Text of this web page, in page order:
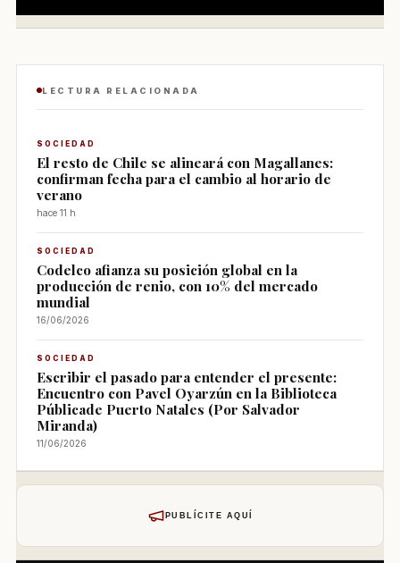
LECTURA RELACIONADA
SOCIEDAD
El resto de Chile se alineará con Magallanes:
confirman fecha para el cambio al horario de
verano
hace 11 h
SOCIEDAD
Codelco afianza su posición global en la
producción de renio, con 10% del mercado
mundial
16/06/2026
SOCIEDAD
Escribir el pasado para entender el presente:
Encuentro con Pavel Oyarzún en la Biblioteca
Públicade Puerto Natales (Por Salvador
Miranda)
11/06/2026
PUBLÍCITE AQUÍ